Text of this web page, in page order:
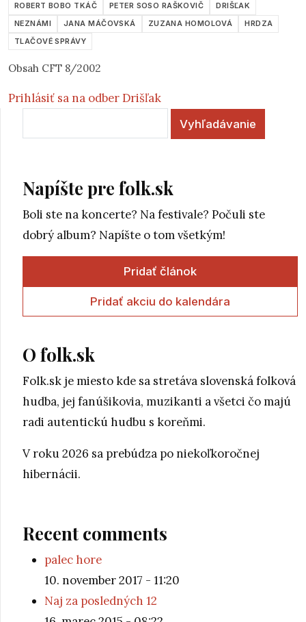
ROBERT BOBO TKÁČ
PETER SOSO RAŠKOVIČ
DRIŠĽAK
NEZNÁMI
JANA MÁČOVSKÁ ZUZANA HOMOLOVÁ
HRDZA
TLAČOVÉ SPRÁVY
Obsah CFT 8/2002
Prihlásiť sa na odber Drišľak
Napíšte pre folk.sk
Boli ste na koncerte? Na festivale? Počuli ste
dobrý album? Napíšte o tom všetkým!
Pridať článok
Pridať akciu do kalendára
O folk.sk
Folk.sk je miesto kde sa stretáva slovenská folková
hudba, jej fanúšikovia, muzikanti a všetci čo majú
radi autentickú hudbu s koreňmi.
V roku 2026 sa prebúdza po niekoľkoročnej
hibernácii.
Recent comments
palec hore
10. november 2017 - 11:20
Naj za posledných 12